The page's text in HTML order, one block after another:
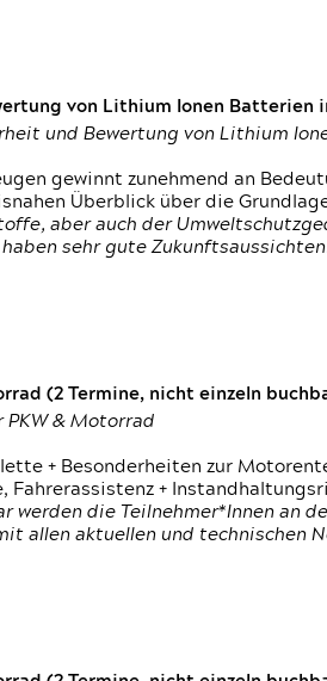
von Lithium Ionen Batterien
und Bewertung von Lithium
gewinnt zunehmend an
Überblick über die
aber auch der
sehr gute
(2 Termine, nicht einzeln
PKW & Motorrad
+ Besonderheiten zur
Fahrerassistenz +
werden die Teilnehmer*Innen
allen aktuellen und technischen